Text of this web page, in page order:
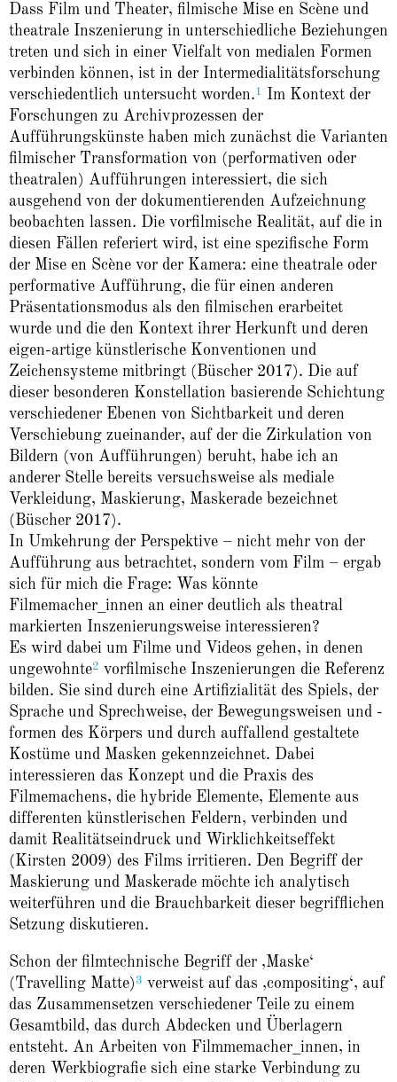
Dass Film und Theater, filmische Mise en Scène und
theatrale Inszenierung in unterschiedliche Beziehungen
treten und sich in einer Vielfalt von medialen Formen
verbinden können, ist in der Intermedialitätsforschung
verschiedentlich untersucht worden.1
Im Kontext der
Forschungen zu Archivprozessen der
Aufführungskünste haben mich zunächst die Varianten
filmischer Transformation von (performativen oder
theatralen) Aufführungen interessiert, die sich
ausgehend von der dokumentierenden Aufzeichnung
beobachten lassen. Die vorfilmische Realität, auf die in
diesen Fällen referiert wird, ist eine spezifische Form
der Mise en Scène vor der Kamera: eine theatrale oder
performative Aufführung, die für einen anderen
Präsentationsmodus als den filmischen erarbeitet
wurde und die den Kontext ihrer Herkunft und deren
eigen-artige künstlerische Konventionen und
Zeichensysteme mitbringt (Büscher 2017). Die auf
dieser besonderen Konstellation basierende Schichtung
verschiedener Ebenen von Sichtbarkeit und deren
Verschiebung zueinander, auf der die Zirkulation von
Bildern (von Aufführungen) beruht, habe ich an
anderer Stelle bereits versuchsweise als mediale
Verkleidung, Maskierung, Maskerade bezeichnet
(Büscher 2017).
In Umkehrung der Perspektive – nicht mehr von der
Aufführung aus betrachtet, sondern vom Film – ergab
sich für mich die Frage: Was könnte
Filmemacher_innen an einer deutlich als theatral
markierten Inszenierungsweise interessieren?
Es wird dabei um Filme und Videos gehen, in denen
ungewohnte2 vorfilmische Inszenierungen die Referenz
bilden. Sie sind durch eine Artifizialität des Spiels, der
Sprache und Sprechweise, der Bewegungsweisen und -
formen des Körpers und durch auffallend gestaltete
Kostüme und Masken gekennzeichnet. Dabei
interessieren das Konzept und die Praxis des
Filmemachens, die hybride Elemente, Elemente aus
differenten künstlerischen Feldern, verbinden und
damit Realitätseindruck und Wirklichkeitseffekt
(Kirsten 2009) des Films irritieren. Den Begriff der
Maskierung und Maskerade möchte ich analytisch
weiterführen und die Brauchbarkeit dieser begrifflichen
Setzung diskutieren.
Schon der filmtechnische Begriff der ‚Maske‘
(Travelling Matte) 3 verweist auf das ‚compositing‘, auf
das Zusammensetzen verschiedener Teile zu einem
Gesamtbild, das durch Abdecken und Überlagern
entsteht. An Arbeiten von Filmmemacher_innen, in
deren Werkbiografie sich eine starke Verbindung zu